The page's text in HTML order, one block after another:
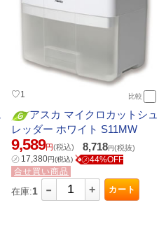
♡1 比較
アスカ マイクロカットシュ
レッダー ホワイト S11MW
9,589円(税込) 8,718円(税抜)
㋱ 17,380円(税込) ㋱44%OFF
合せ買い商品
在庫:1 - + カート